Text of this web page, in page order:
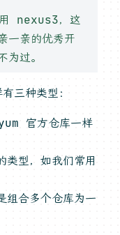
nexus3，这
一亲的优秀开
过。
三种类型：
官方仓库一样
型，如我们常用
合多个仓库为一